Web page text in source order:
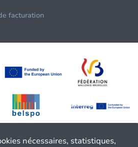
facturation
nécessaires, statistiques,